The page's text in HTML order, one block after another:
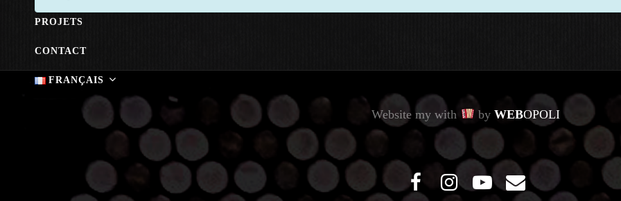
PROJETS
CONTACT
FRANÇAIS
Website my with by WEBOPOLI
Facebook
Instagram
Youtube
Email